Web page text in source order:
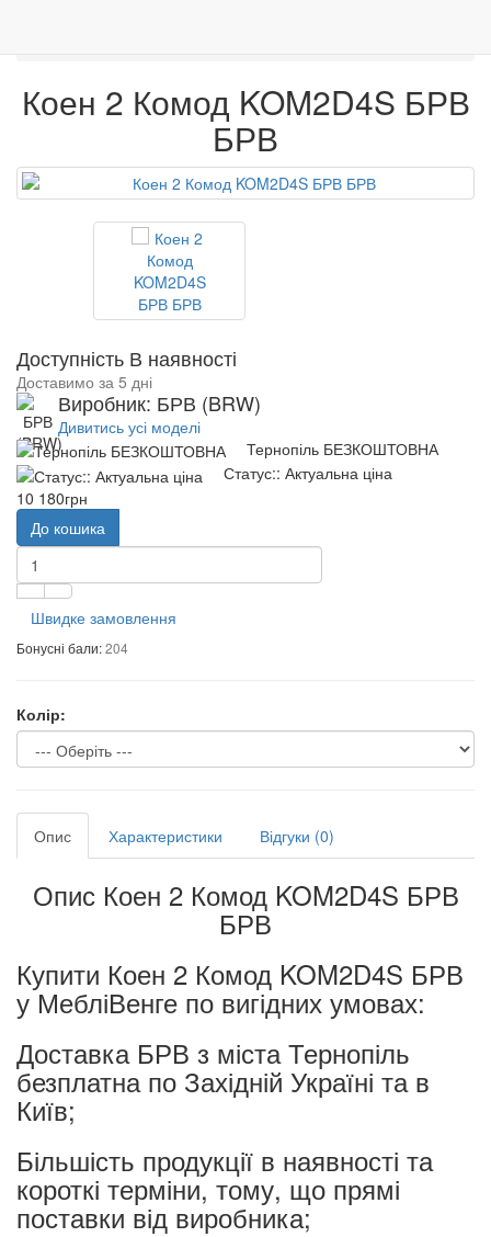
Коен 2 Комод KOM2D4S БРВ
БРВ
Доступність В наявності
Доставимо за 5 дні
Виробник: БРВ (BRW)
Дивитись усі моделі
Тернопіль БЕЗКОШТОВНА
Статус:: Актуальна ціна
10 180грн
До кошика
Швидке замовлення
Бонусні бали:204
Колір:
Опис Характеристики Відгуки (0)
Опис Коен 2 Комод KOM2D4S БРВ
БРВ
Купити Коен 2 Комод KOM2D4S БРВ
у МебліВенге по вигідних умовах:
Доставка БРВ з міста Тернопіль
безплатна по Західній Україні та в
Київ;
Більшість продукції в наявності та
короткі терміни, тому, що прямі
поставки від виробника;